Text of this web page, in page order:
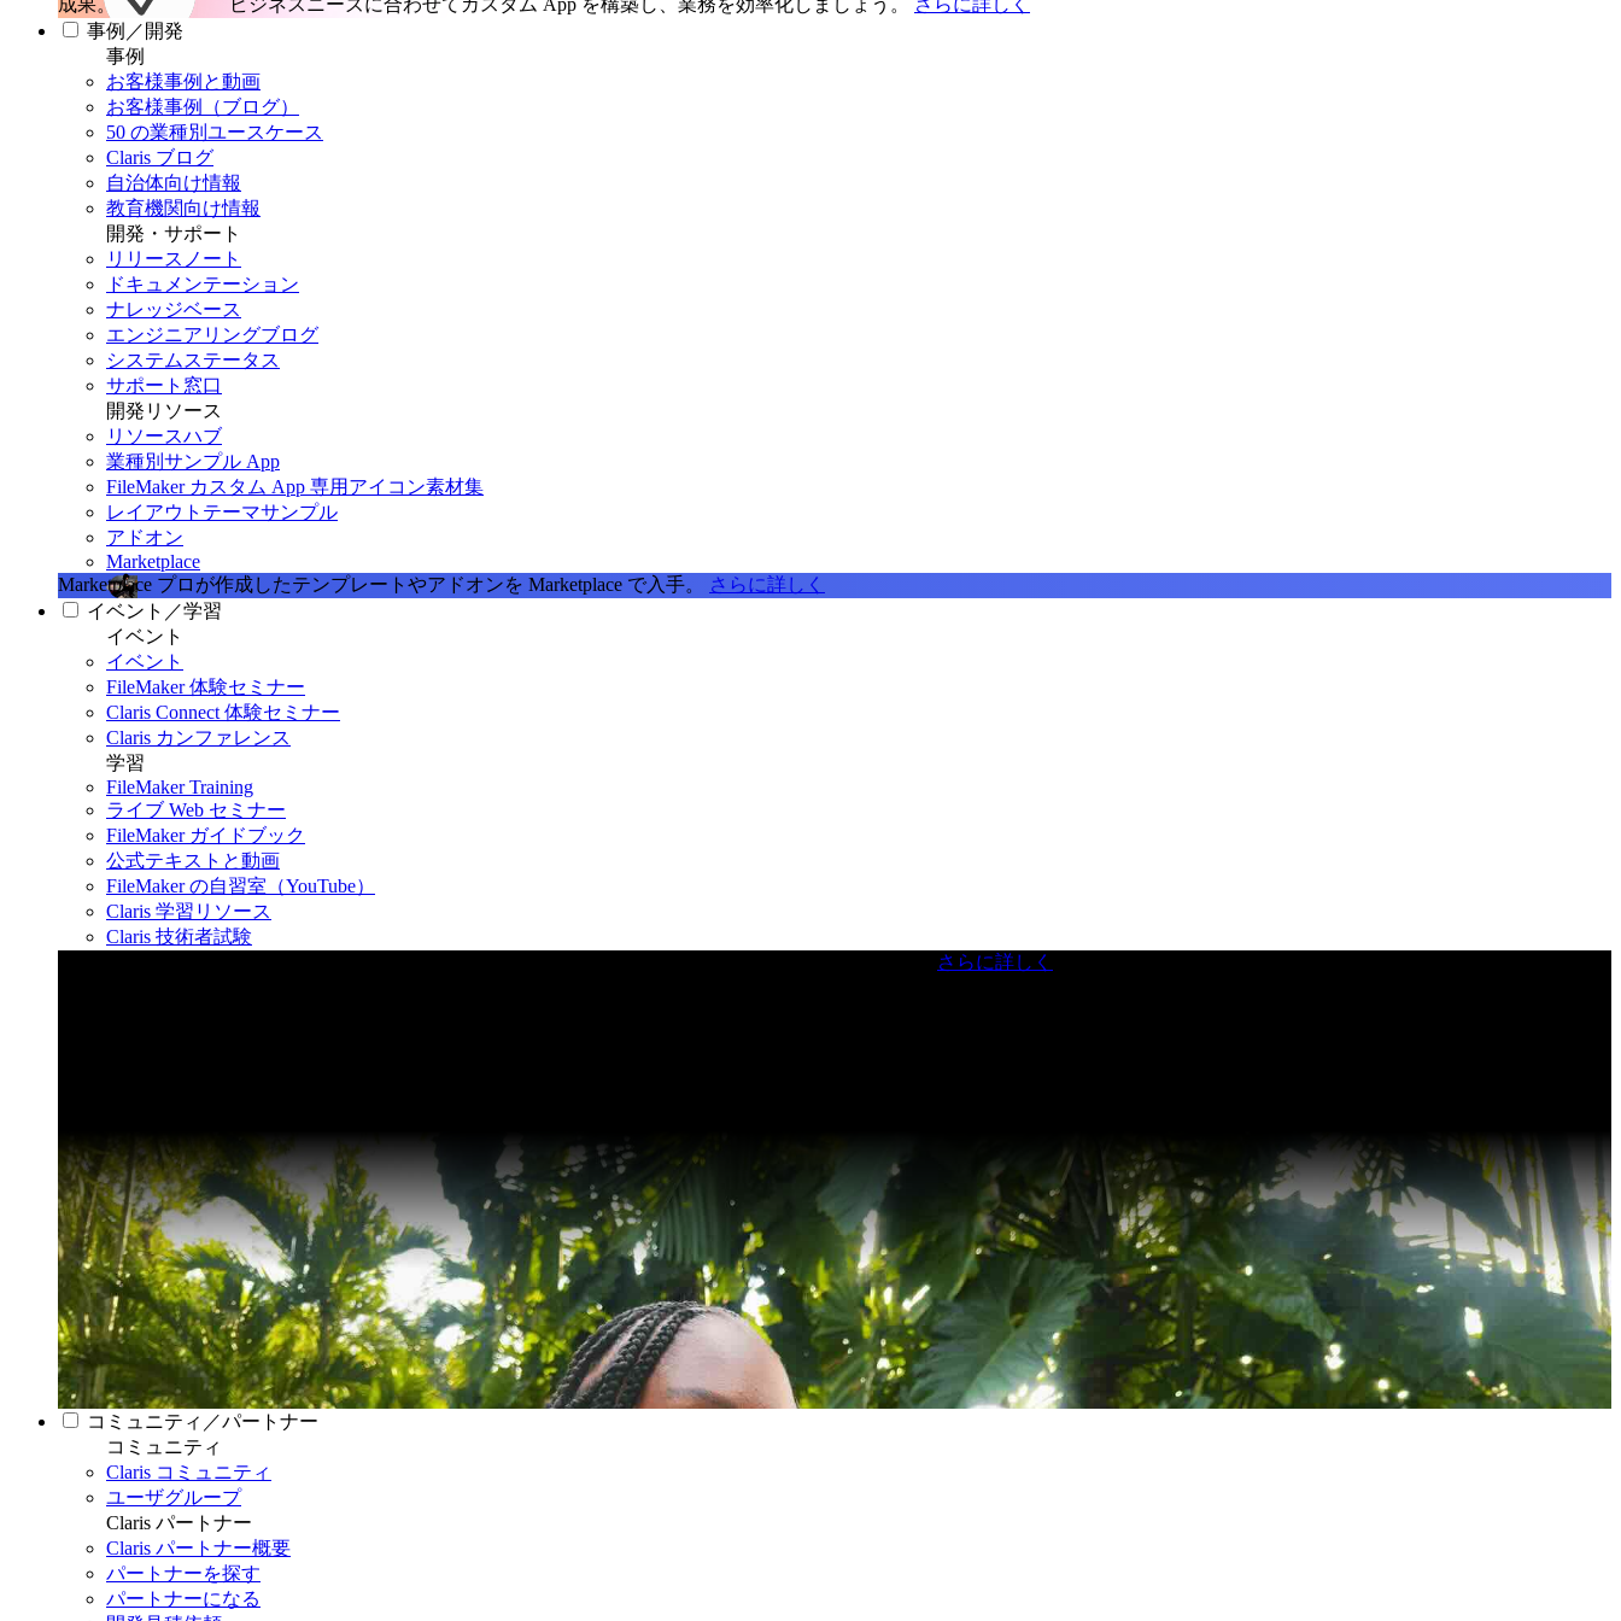
成果。 ビジネスニーズに合わせてカスタム App を構築し、業務を効率化しましょう。
さらに詳しく
事例／開発
事例
お客様事例と動画
お客様事例（ブログ）
50 の業種別ユースケース
Claris ブログ
自治体向け情報
教育機関向け情報
開発・サポート
リリースノート
ドキュメンテーション
ナレッジベース
エンジニアリングブログ
システムステータス
サポート窓口
開発リソース
リソースハブ
業種別サンプル App
FileMaker カスタム App 専用アイコン素材集
レイアウトテーマサンプル
アドオン
Marketplace
Marketplace プロが作成したテンプレートやアドオンを Marketplace で入手。
さらに詳しく
イベント／学習
イベント
イベント
FileMaker 体験セミナー
Claris Connect 体験セミナー
Claris カンファレンス
学習
FileMaker Training
ライブ Web セミナー
FileMaker ガイドブック
公式テキストと動画
FileMaker の自習室（YouTube）
Claris 学習リソース
Claris 技術者試験
さらに詳しく
コミュニティ／パートナー
コミュニティ
Claris コミュニティ
ユーザグループ
Claris パートナー
Claris パートナー概要
パートナーを探す
パートナーになる